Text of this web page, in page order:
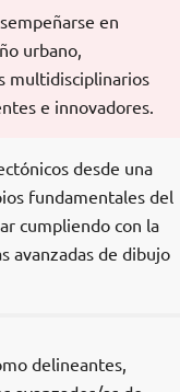
en
urbano,
multidisciplinarios
e innovadores.
desde una
fundamentales del
cumpliendo con la
avanzadas de dibujo
delineantes,